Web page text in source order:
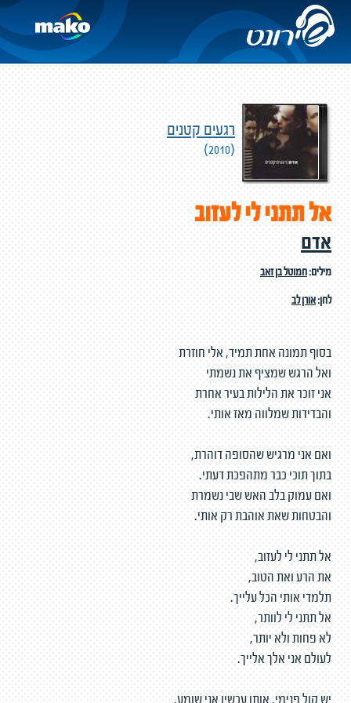
רגעים קטנים
(2010)
אל תתני לי לעזוב
אדם
מילים:חמוטל בן זאב
לחן:אורן לב
בסוף תמונה אחת תמיד, אלי חוזרת
ואל הרגש שמציף את נשמתי
אני זוכר את הלילות בעיר אחרת
והבדידות שמלווה מאז אותי.
ואם אני מרגיש שהסופה דוהרת,
בתוך תוכי כבר מתהפכת דעתי.
ואם עמוק בלב האש שבי נשמרת
והבטחות שאת אוהבת רק אותי.
אל תתני לי לעזוב,
את הרע ואת הטוב,
תלמדי אותי הכל עלייך.
אל תתני לי לוותר,
לא פחות ולא יותר,
לעולם אני אלך אלייך.